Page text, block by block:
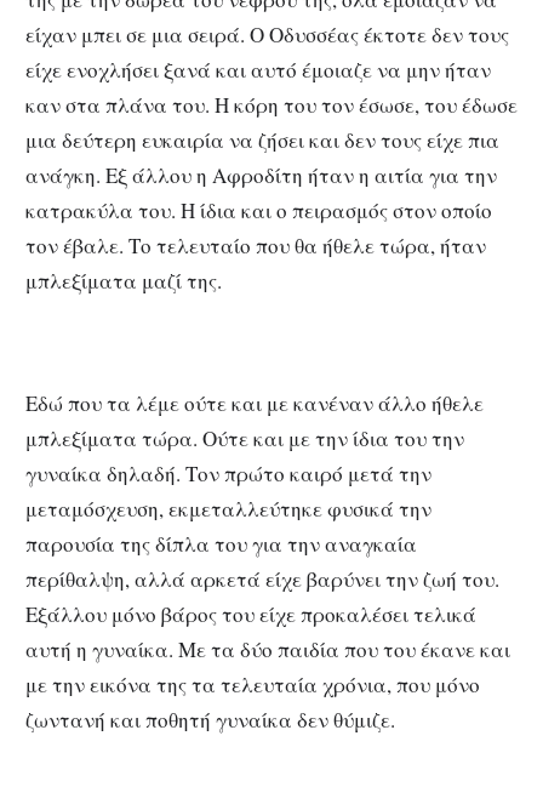
είχαν μπει σε μια σειρά. Ο Οδυσσέας έκτοτε δεν τους
είχε ενοχλήσει ξανά και αυτό έμοιαζε να μην ήταν
καν στα πλάνα του. Η κόρη του τον έσωσε, του έδωσε
μια δεύτερη ευκαιρία να ζήσει και δεν τους είχε πια
ανάγκη. Εξ άλλου η Αφροδίτη ήταν η αιτία για την
κατρακύλα του. Η ίδια και ο πειρασμός στον οποίο
τον έβαλε. Το τελευταίο που θα ήθελε τώρα, ήταν
μπλεξίματα μαζί της.
Εδώ που τα λέμε ούτε και με κανέναν άλλο ήθελε
μπλεξίματα τώρα. Ούτε και με την ίδια του την
γυναίκα δηλαδή. Τον πρώτο καιρό μετά την
μεταμόσχευση, εκμεταλλεύτηκε φυσικά την
παρουσία της δίπλα του για την αναγκαία
περίθαλψη, αλλά αρκετά είχε βαρύνει την ζωή του.
Εξάλλου μόνο βάρος του είχε προκαλέσει τελικά
αυτή η γυναίκα. Με τα δύο παιδία που του έκανε και
με την εικόνα της τα τελευταία χρόνια, που μόνο
ζωντανή και ποθητή γυναίκα δεν θύμιζε.